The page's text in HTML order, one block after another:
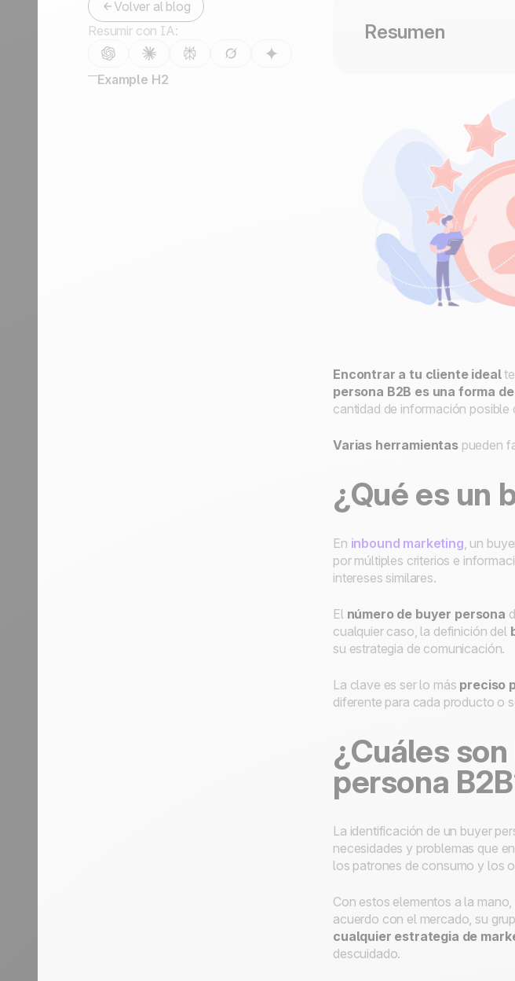
Contáctanos
Hazte partner
Volver al blog
Resumir con IA:
Example H2
Resumen
Encontrar a tu cliente idealte
persona B2B es una forma
cantidad de información posible
Varias herramientaspueden
¿Qué es un
En inbound marketing, un
por múltiples criterios e
intereses similares.
El número de buyer persona
cualquier caso, la definición del
su estrategia de comunicación.
La clave es ser lo más preciso
diferente para cada producto o
¿Cuáles
persona
La identificación de un buyer
necesidades y problemas que
los patrones de consumo y los
Con estos elementos a la
acuerdo con el mercado, su
cualquier estrategia de
descuidado.